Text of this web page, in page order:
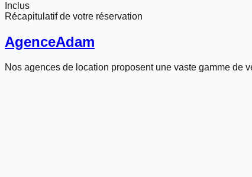
Inclus
Récapitulatif de votre réservation
AgenceAdam
Nos agences de location proposent une vaste gamme de